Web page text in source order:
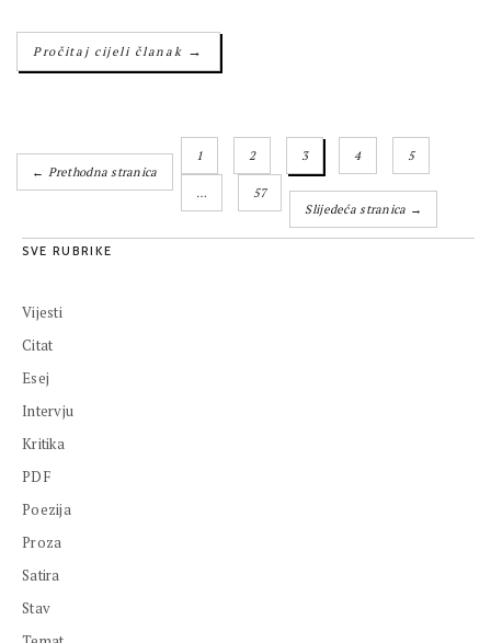
Pročitaj cijeli članak →
← Prethodna stranica
1 2 3 4 5
…
57
Slijedeća stranica →
SVE RUBRIKE
Vijesti
Citat
Esej
Intervju
Kritika
PDF
Poezija
Proza
Satira
Stav